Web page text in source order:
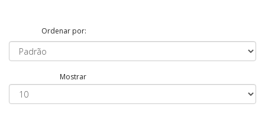
Ordenar por:
Mostrar